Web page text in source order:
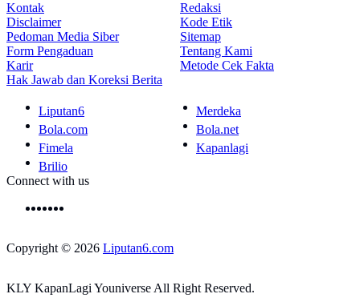
Kontak
Redaksi
Disclaimer
Kode Etik
Pedoman Media Siber
Sitemap
Form Pengaduan
Tentang Kami
Karir
Metode Cek Fakta
Hak Jawab dan Koreksi Berita
Liputan6
Merdeka
Bola.com
Bola.net
Fimela
Kapanlagi
Brilio
Connect with us
Copyright © 2026 Liputan6.com
KLY KapanLagi Youniverse All Right Reserved.